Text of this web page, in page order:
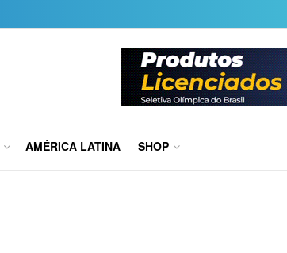
AMÉRICA LATINA SHOP